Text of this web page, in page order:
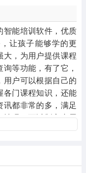
智能培训软件，优质
让孩子能够学的更
，为用户提供课程
等功能，有了它，
户可以根据自己的
各门课程知识，还能
都非常的多，满足
情况，可以制定专属
点，采用多元创新的
请了非常多的名师
，续报班级一键缴